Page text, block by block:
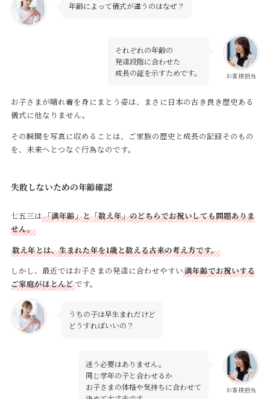
年齢によって儀式が違うのはなぜ？
お客様担当
それぞれの年齢の
発達段階に合わせた
成長の証を示すためです。
お子さまが晴れ着を身にまとう姿は、まさに日本の古き良き歴史ある
儀式に他なりません。
その瞬間を写真に収めることは、ご家族の歴史と成長の記録そのもの
を、未来へとつなぐ行為なのです。
失敗しないための年齢確認
七五三は「満年齢」と「数え年」のどちらでお祝いしても問題ありま
せん。
数え年とは、生まれた年を1歳と数える古来の考え方です。
しかし、最近ではお子さまの発達に合わせやすい満年齢でお祝いする
ご家庭がほとんどです。
うちの子は早生まれだけど
どうすればいいの？
お客様担当
迷う必要はありません。
同じ学年の子と合わせるか
お子さまの体格や気持ちに合わせて